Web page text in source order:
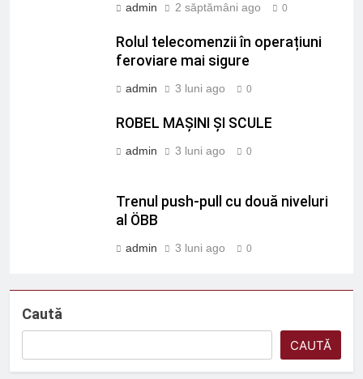
admin 2 săptămâni ago 0
Rolul telecomenzii în operațiuni
feroviare mai sigure
admin 3 luni ago 0
ROBEL MAȘINI ȘI SCULE
admin 3 luni ago 0
Trenul push-pull cu două niveluri
al ÖBB
admin 3 luni ago 0
Caută
CAUTĂ